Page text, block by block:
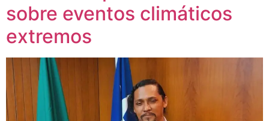
sobre eventos climáticos
extremos